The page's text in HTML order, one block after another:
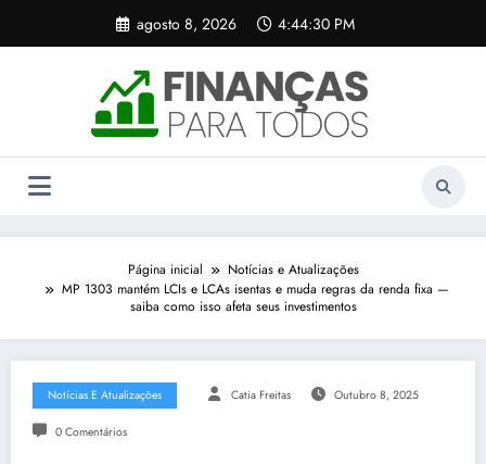
o
agosto 8, 2026 4:44:31 PM
Página inicial
Notícias e Atualizações
MP 1303 mantém LCIs e LCAs isentas e muda regras da renda fixa —
saiba como isso afeta seus investimentos
Notícias E Atualizações Catia Freitas Outubro 8, 2025
0 Comentários